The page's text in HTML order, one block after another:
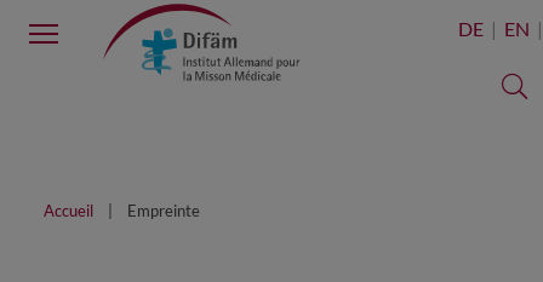
DE EN
Menu
Accueil Empreinte